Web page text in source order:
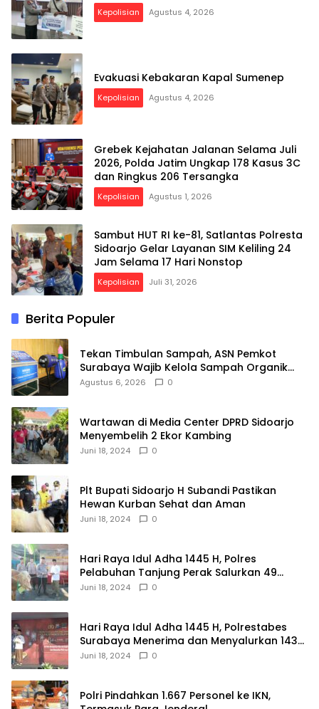
Kepolisian Agustus 4, 2026
Evakuasi Kebakaran Kapal Sumenep
Kepolisian Agustus 4, 2026
Grebek Kejahatan Jalanan Selama Juli
2026, Polda Jatim Ungkap 178 Kasus 3C
dan Ringkus 206 Tersangka
Kepolisian Agustus 1, 2026
Sambut HUT RI ke-81, Satlantas Polresta
Sidoarjo Gelar Layanan SIM Keliling 24
Jam Selama 17 Hari Nonstop
Kepolisian Juli 31, 2026
Berita Populer
Tekan Timbulan Sampah, ASN Pemkot
Surabaya Wajib Kelola Sampah Organik
dari Rumah
Agustus 6, 2026 0
Wartawan di Media Center DPRD Sidoarjo
Menyembelih 2 Ekor Kambing
Juni 18, 2024 0
Plt Bupati Sidoarjo H Subandi Pastikan
Hewan Kurban Sehat dan Aman
Juni 18, 2024 0
Hari Raya Idul Adha 1445 H, Polres
Pelabuhan Tanjung Perak Salurkan 49
Hewan Korban.
Juni 18, 2024 0
Hari Raya Idul Adha 1445 H, Polrestabes
Surabaya Menerima dan Menyalurkan 143
Hewan Kurban
Juni 18, 2024 0
Polri Pindahkan 1.667 Personel ke IKN,